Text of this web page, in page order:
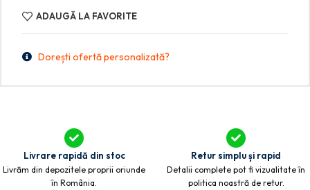
ADAUGĂ LA FAVORITE
Dorești ofertă personalizată?
Livrare rapidă din stoc
Livrăm din depozitele proprii oriunde
în România.
Retur simplu și rapid
Detalii complete pot fi vizualitate în
politica noastră de retur.